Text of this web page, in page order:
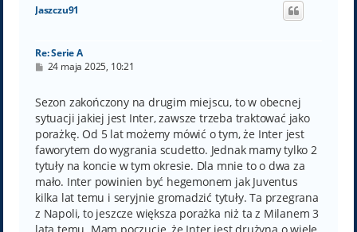
Jaszczu91
Re: Serie A
P
t
24 maja 2025, 10:21
Sezon zakończony na drugim miejscu, to w obecnej
sytuacji jakiej jest Inter, zawsze trzeba traktować jako
porażkę. Od 5 lat możemy mówić o tym, że Inter jest
faworytem do wygrania scudetto. Jednak mamy tylko 2
tytuły na koncie w tym okresie. Dla mnie to o dwa za
mało. Inter powinien być hegemonem jak Juventus
kilka lat temu i seryjnie gromadzić tytuły. Ta przegrana
z Napoli, to jeszcze większa porażka niż ta z Milanem 3
lata temu. Mam poczucie, że Inter jest drużyną o wiele